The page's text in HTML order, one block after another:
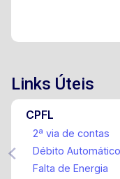
Links Úteis
CPFL
2ª via de contas
Débito Automático
Falta de Energia